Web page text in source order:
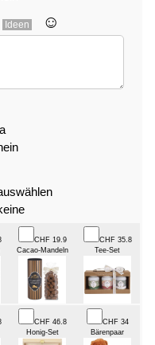
Ideen ☺︎
CHF 19.9
Cacao-Mandeln
CHF 35.8
Tee-Set
CHF 46.8
Honig-Set
CHF 34
Bärenpaar